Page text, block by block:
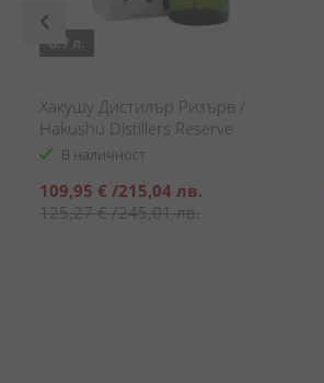
0.7 л.
Хакушу Дистилър Ризърв /
Hakushu Distillers Reserve
В наличност
Специална
цена
109,95 € /215,04 лв.
125,27 €/245,01 лв.